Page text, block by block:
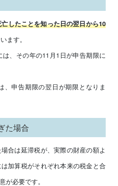
したことを知った日の翌日から10
ます。
、その年の11月1日が申告期限に
、申告期限の翌日が期限となりま
た場合
合は延滞税が、実際の財産の額よ
加算税がそれぞれ本来の税金と合
が必要です。